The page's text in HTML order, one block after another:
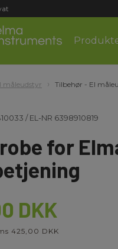
måleudstyr Tilbehør - El
/EL-NR 6398910819
for
DKK
425,00 DKK